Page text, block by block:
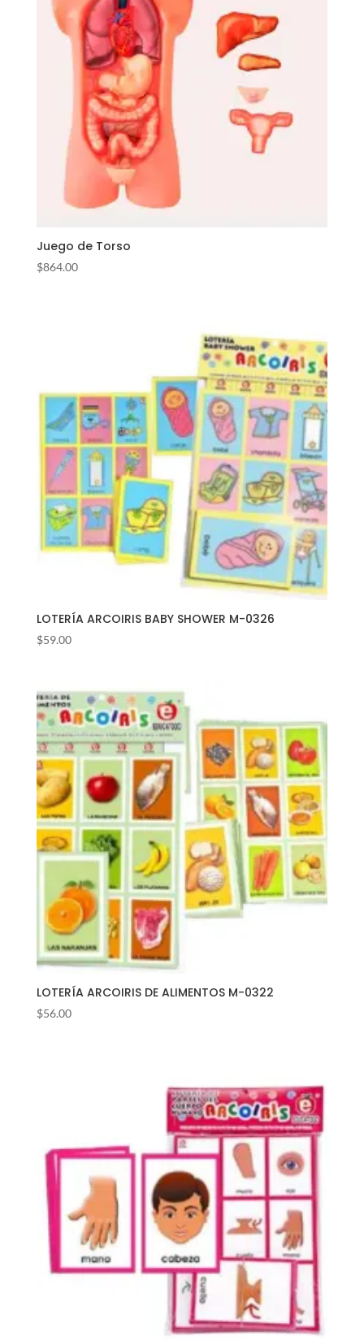
Juego de Torso
$864.00
LOTERÍA ARCOIRIS BABY SHOWER M-0326
$59.00
LOTERÍA ARCOIRIS DE ALIMENTOS M-0322
$56.00